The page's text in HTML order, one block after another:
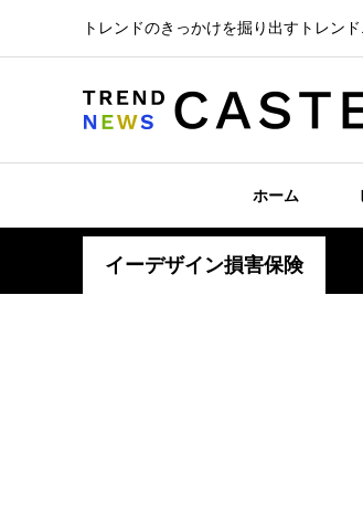
トレンドのきっかけを掘り出すトレン
ホーム
イーデザイン損害保険